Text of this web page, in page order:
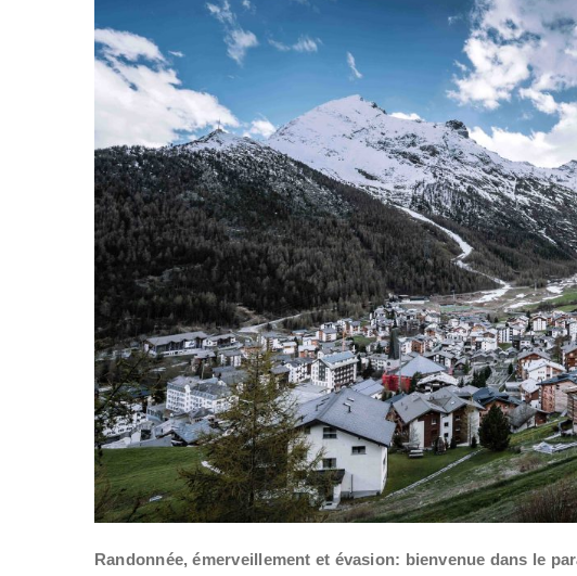
Randonnée, émerveillement et évasion: bienvenue dans le